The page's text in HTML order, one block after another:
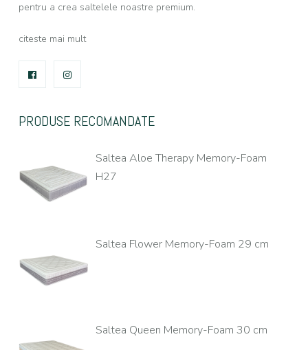
pentru a crea saltelele noastre premium.
citeste mai mult
FACEBOOK
PRODUSE RECOMANDATE
Saltea Aloe Therapy Memory-Foam
H27
Saltea Flower Memory-Foam 29 cm
Saltea Queen Memory-Foam 30 cm